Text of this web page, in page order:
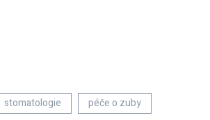
stomatologie
péče o zuby